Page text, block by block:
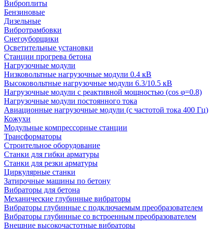
Виброплиты
Бензиновые
Дизельные
Вибротрамбовки
Снегоуборщики
Осветительные установки
Станции прогрева бетона
Нагрузочные модули
Низковольтные нагрузочные модули 0.4 кВ
Высоковольтные нагрузочные модули 6.3/10.5 кВ
Нагрузочные модули с реактивной мощностью (cos φ=0.8)
Нагрузочные модули постоянного тока
Авиационные нагрузочные модули (с частотой тока 400 Гц)
Кожухи
Модульные компрессорные станции
Трансформаторы
Строительное оборудование
Станки для гибки арматуры
Станки для резки арматуры
Циркулярные станки
Затирочные машины по бетону
Вибраторы для бетона
Механические глубинные вибраторы
Вибраторы глубинные с подключаемым преобразователем
Вибраторы глубинные со встроенным преобразователем
Внешние высокочастотные вибраторы